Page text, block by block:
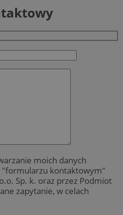
moich danych
"formularzu kontaktowym"
Sp. k. oraz przez Podmiot
zapytanie, w celach